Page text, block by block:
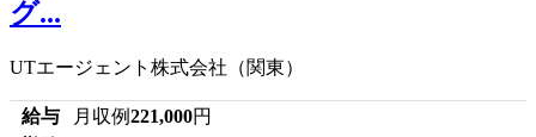
グ...
UTエージェント株式会社（関東）
給与 月収例221,000円